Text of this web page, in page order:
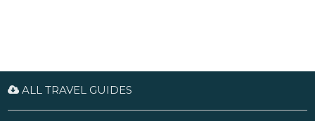
ALL TRAVEL GUIDES